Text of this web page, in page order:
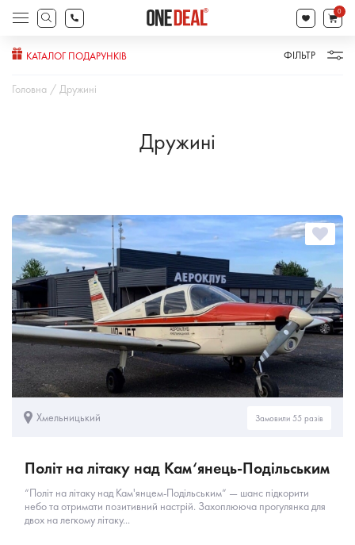
search
Products
search
0
Головна Дружині
Дружині
КАТАЛОГ ПОДАРУНКІВ ФІЛЬТР
Хмельницький Замовили 55 разів
Політ на літаку над Кам‘янець-Подільським
“Політ на літаку над Кам'янцем-Подільським” — шанс підкорити
небо та отримати позитивний настрій. Захоплююча прогулянка для
двох на легкому літаку...